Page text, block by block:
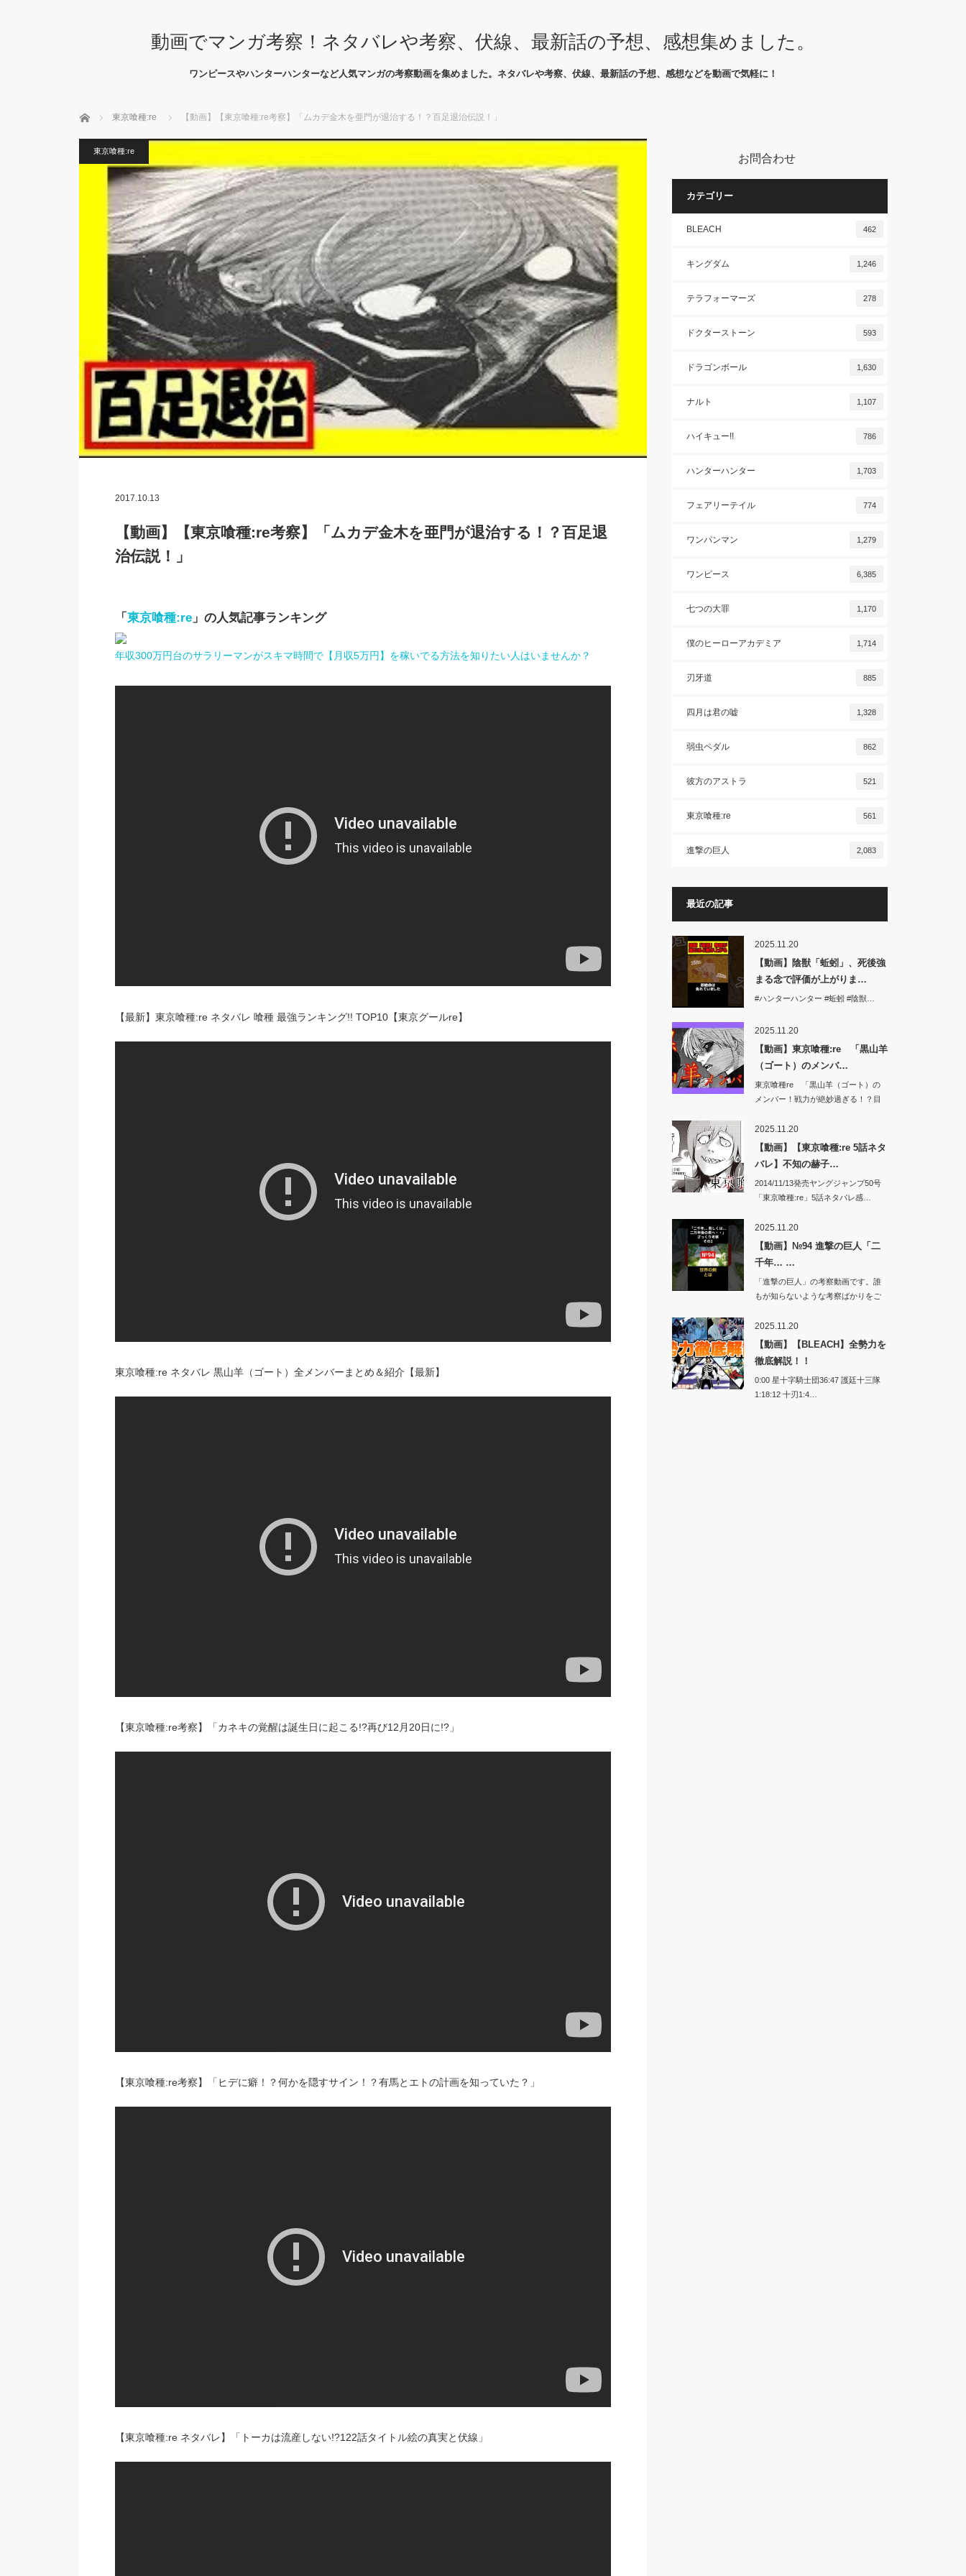
動画でマンガ考察！ネタバレや考察、伏線、最新話の予想、感想集めました。
ワンピースやハンターハンターなど人気マンガの考察動画を集めました。ネタバレや考察、伏線、最新話の予想、感想などを動画で気軽に！
ホーム 東京喰種:re 【動画】【東京喰種:re考察】「ムカデ金木を亜門が退治する！？百足退治伝説！」
東京喰種:re
2017.10.13
【動画】【東京喰種:re考察】「ムカデ金木を亜門が退治する！？百足退
治伝説！」
「 東京喰種:re」の人気記事ランキング
年収300万円台のサラリーマンがスキマ時間で【月収5万円】を稼いでる方法を知りたい人はいませんか？
【最新】東京喰種:re ネタバレ 喰種 最強ランキング!! TOP10【東京グールre】
東京喰種:re ネタバレ 黒山羊（ゴート）全メンバーまとめ＆紹介【最新】
【東京喰種:re考察】「カネキの覚醒は誕生日に起こる!?再び12月20日に!?」
【東京喰種:re考察】「ヒデに癖！？何かを隠すサイン！？有馬とエトの計画を知っていた？」
【東京喰種:re ネタバレ】「トーカは流産しない!?122話タイトル絵の真実と伏線」
お問合わせ
カテゴリー
BLEACH 462
キングダム 1,246
テラフォーマーズ 278
ドクターストーン 593
ドラゴンボール 1,630
ナルト 1,107
ハイキュー!! 786
ハンターハンター 1,703
フェアリーテイル 774
ワンパンマン 1,279
ワンピース 6,385
七つの大罪 1,170
僕のヒーローアカデミア 1,714
刃牙道 885
四月は君の嘘 1,328
弱虫ペダル 862
彼方のアストラ 521
東京喰種:re 561
進撃の巨人 2,083
最近の記事
2025.11.20
【動画】陰獣「蚯蚓」、死後強
まる念で評価が上がりま…
#ハンターハンター #蚯蚓 #陰獣…
2025.11.20
【動画】東京喰種:re 「黒山羊
（ゴート）のメンバ…
東京喰種re 「黒山羊（ゴート）の
メンバー！戦力が絶妙過ぎる！？目
2025.11.20
【動画】【東京喰種:re 5話ネタ
バレ】不知の赫子…
2014/11/13発売ヤングジャンプ50号
「東京喰種:re」5話ネタバレ感…
2025.11.20
【動画】№94 進撃の巨人「二
千年… …
「進撃の巨人」の考察動画です。誰
もが知らないような考察ばかりをご
2025.11.20
【動画】【BLEACH】全勢力を
徹底解説！！
0:00 星十字騎士団36:47 護廷十三隊
1:18:12 十刃1:4…